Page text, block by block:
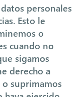
personales
Esto le
o
cuando no
sigamos
derecho a
suprimamos